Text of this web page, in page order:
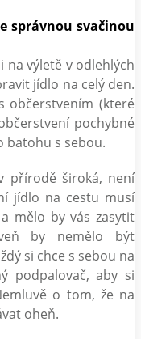
správnou svačinou
na výletě v odlehlých
jídlo na celý den.
občerstvením (které
pochybné
batohu s sebou.
přírodě široká, není
jídlo na cestu musí
mělo by vás zasytit
by nemělo být
si chce s sebou na
podpalovač, aby si
o tom, že na
oheň.